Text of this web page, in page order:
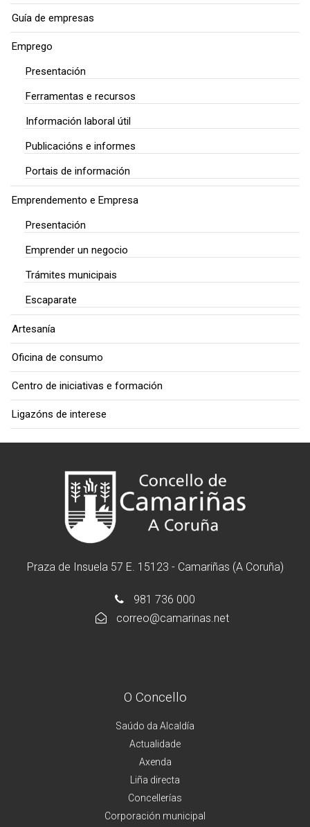
Guía de empresas
Emprego
Presentación
Ferramentas e recursos
Información laboral útil
Publicacións e informes
Portais de información
Emprendemento e Empresa
Presentación
Emprender un negocio
Trámites municipais
Escaparate
Artesanía
Oficina de consumo
Centro de iniciativas e formación
Ligazóns de interese
Praza de Insuela 57 E. 15123 - Camariñas (A Coruña)
981 736 000
correo@camarinas.net
O Concello
Saúdo da Alcaldía
Actualidade
Axenda
Liña directa
Concellerías
Corporación municipal